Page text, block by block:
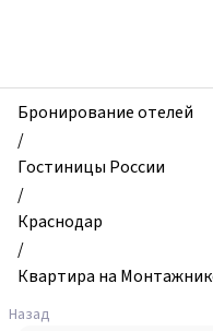
и
квартиры,
Квартира
на
Монтажников
10/1,
Краснодар,
Россия
Бронирование отелей
/
Гостиницы России
/
Краснодар
/
Квартира на
Назад